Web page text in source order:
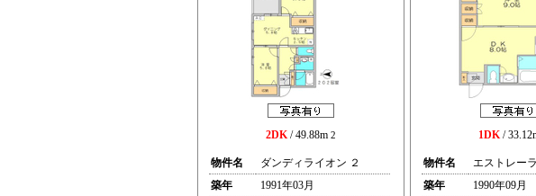
2DK/ 49.88m 2
物件名
ダンディライオン ２
築年
1991年03月
1DK/
物件名
エストレー
築年
1990年09月